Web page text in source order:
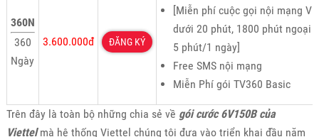
360N
360
Ngày
3.600.000đ ĐĂNG KÝ
[Miễn phí cuộc gọi nội mạng
dưới 20 phút, 1800 phút ngoại
5 phút/1 ngày]
Free SMS nội mạng
Miễn Phí gói TV360 Basic
Trên đây là toàn bộ những chia sẻ về gói cước 6V150B của
Viettelmà hệ thống Viettel chúng tôi đưa vào triển khai đầu năm